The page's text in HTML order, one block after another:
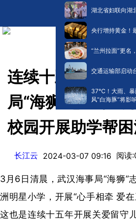
湖北省妇联向湖
央行增持黄金！
“兰州拉面”更名
交通运输部启动
​37℃！大雨、暴
风“白海豚”将影
连续十五年——武
局“海狮”志愿服务
校园开展助学帮
长江云 2024-03-07 09:16 阅读:
3月6日清晨，武汉海事局“海狮”
洲明星小学，开展“心手相牵 爱在
这也是连续十五年开展关爱留守